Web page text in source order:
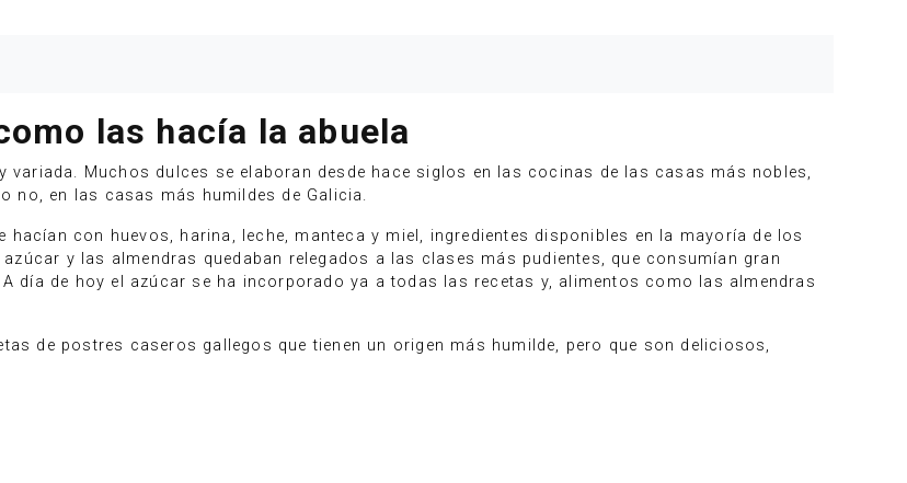
las hacía la abuela
variada. Muchos dulces se elaboran desde hace siglos en las cocinas de las casas más nobles,
no, en las casas más humildes de Galicia.
con huevos, harina, leche, manteca y miel, ingredientes disponibles en la mayoría de los
y las almendras quedaban relegados a las clases más pudientes, que consumían gran
A día de hoy el azúcar se ha incorporado ya a todas las recetas y, alimentos como las almendras
de postres caseros gallegos que tienen un origen más humilde, pero que son deliciosos,